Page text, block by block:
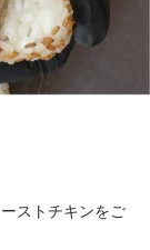
ストチキンをご